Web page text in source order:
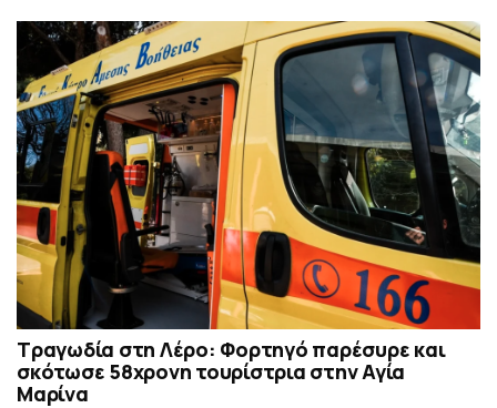
Τραγωδία στη Λέρο: Φορτηγό παρέσυρε και
σκότωσε 58χρονη τουρίστρια στην Αγία
Μαρίνα